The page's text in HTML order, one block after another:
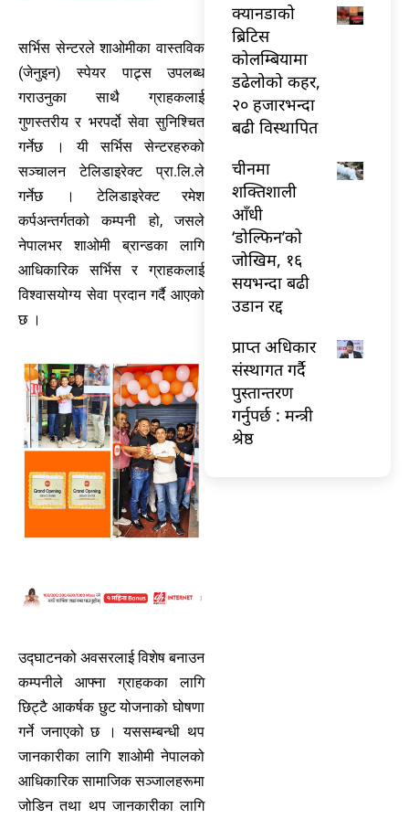
सर्भिस सेन्टरले शाओमीका वास्तविक
(जेनुइन) स्पेयर पाट्र्स उपलब्ध
गराउनुका साथै ग्राहकलाई
गुणस्तरीय र भरपर्दो सेवा सुनिश्चित
गर्नेछ । यी सर्भिस सेन्टरहरुको
सञ्चालन टेलिडाइरेक्ट प्रा.लि.ले
गर्नेछ । टेलिडाइरेक्ट रमेश
कर्पअन्तर्गतको कम्पनी हो, जसले
नेपालभर शाओमी ब्रान्डका लागि
आधिकारिक सर्भिस र ग्राहकलाई
विश्वासयोग्य सेवा प्रदान गर्दै आएको
छ ।
उद्घाटनको अवसरलाई विशेष बनाउन
कम्पनीले आफ्ना ग्राहकका लागि
छिट्टै आकर्षक छुट योजनाको घोषणा
गर्ने जनाएको छ । यससम्बन्धी थप
जानकारीका लागि शाओमी नेपालको
आधिकारिक सामाजिक सञ्जालहरूमा
जोडिन तथा थप जानकारीका लागि
क्यानडाको
ब्रिटिस
कोलम्बियामा
डढेलोको कहर,
२० हजारभन्दा
बढी विस्थापित
चीनमा
शक्तिशाली
आँधी
‘डोल्फिन’को
जोखिम, १६
सयभन्दा बढी
उडान रद्द
प्राप्त अधिकार
संस्थागत गर्दै
पुस्तान्तरण
गर्नुपर्छ : मन्त्री
श्रेष्ठ